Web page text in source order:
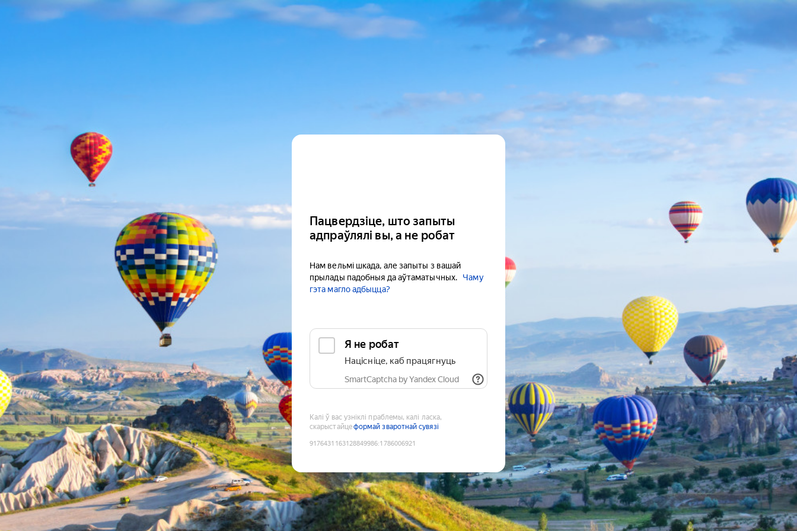
Пацвердзіце, што запыты
адпраўлялі вы, а не робат
Нам вельмі шкада, але запыты з вашай
прылады падобныя да аўтаматычных.
Чаму
гэта магло адбыцца?
Я не робат
Націсніце, каб працягнуць
SmartCaptcha by Yandex Cloud
Калі ў вас узніклі праблемы, калі ласка,
скарыстайцеформай зваротнай сувязі
9176431163128849986:1786006921